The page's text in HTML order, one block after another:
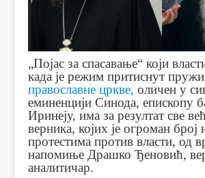
„Појас за спасавање“ који
када је режим притиснут пружи
православне цркве, оличен у
еминенцији Синода, епископу
Иринеју, има за резултат све
верника, којих је огроман број
протестима против власти, од
напомиње Драшко Ђеновић,
аналитичар.